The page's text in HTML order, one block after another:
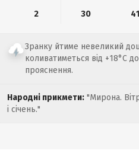
2 30 41
Зранку йтиме невеликий
коливатиметься від +18°C
прояснення.
Народні прикмети: "Мирона.
і січень."